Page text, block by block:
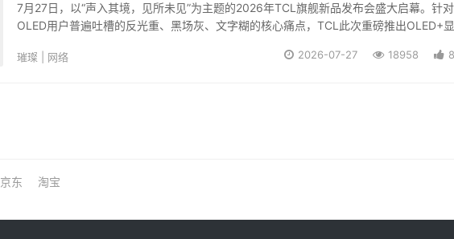
7月27日，以“声入其境，见所未见”为主题的2026年TCL旗舰新品发布会盛大启幕。针
OLED用户普遍吐槽的反光重、黑场灰、文字糊的核心痛点，TCL此次重磅推出OLED+
术体系，搭载最新一代...
璀璨 | 网络 2026-07-27 18958
京东 淘宝